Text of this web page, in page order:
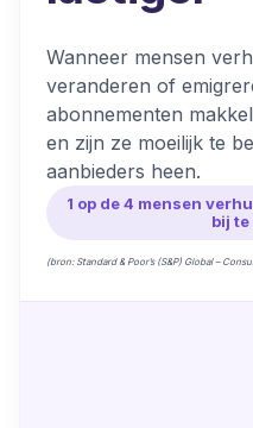
Wanneer mensen
veranderen of
abonnementen
en zijn ze moeilijk te
aanbieders heen.
1 op de 4 mensen
bij
(bron: Standard & Poor’s (S&P) Global –